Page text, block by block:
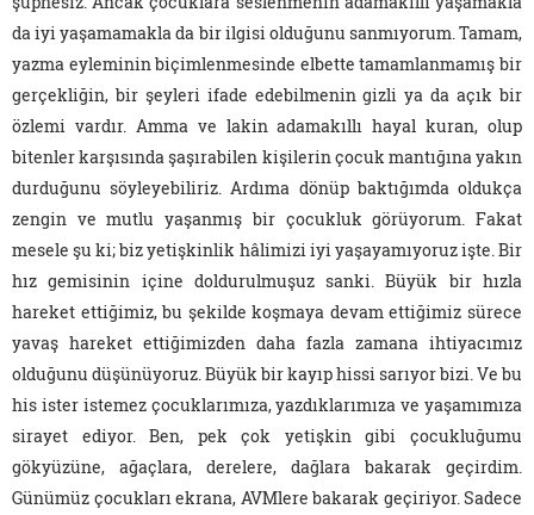
da iyi yaşamamakla da bir ilgisi olduğunu sanmıyorum. Tamam,
yazma eyleminin biçimlenmesinde elbette tamamlanmamış bir
gerçekliğin, bir şeyleri ifade edebilmenin gizli ya da açık bir
özlemi vardır. Amma ve lakin adamakıllı hayal kuran, olup
bitenler karşısında şaşırabilen kişilerin çocuk mantığına yakın
durduğunu söyleyebiliriz. Ardıma dönüp baktığımda oldukça
zengin ve mutlu yaşanmış bir çocukluk görüyorum. Fakat
mesele şu ki; biz yetişkinlik hâlimizi iyi yaşayamıyoruz işte. Bir
hız gemisinin içine doldurulmuşuz sanki. Büyük bir hızla
hareket ettiğimiz, bu şekilde koşmaya devam ettiğimiz sürece
yavaş hareket ettiğimizden daha fazla zamana ihtiyacımız
olduğunu düşünüyoruz. Büyük bir kayıp hissi sarıyor bizi. Ve bu
his ister istemez çocuklarımıza, yazdıklarımıza ve yaşamımıza
sirayet ediyor. Ben, pek çok yetişkin gibi çocukluğumu
gökyüzüne, ağaçlara, derelere, dağlara bakarak geçirdim.
Günümüz çocukları ekrana, AVMlere bakarak geçiriyor. Sadece